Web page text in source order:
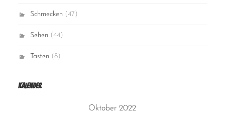
Schmecken (47)
Sehen (44)
Tasten (8)
Kalender
Oktober 2022